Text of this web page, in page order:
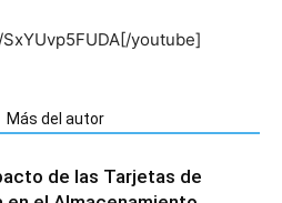
youtube]
Más del autor
de las Tarjetas de